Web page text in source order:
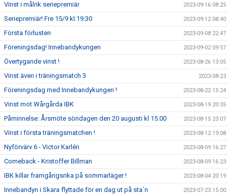
Vinst i målrik seriepremiär 2023-09-16 08:25
Seriepremiär! Fre 15/9 kl:19:30 2023-09-12 08:40
Första förlusten 2023-09-08 22:47
Föreningsdag! Innebandykungen 2023-09-02 09:57
Övertygande vinst ! 2023-08-26 13:05
Vinst även i träningsmatch 3 2023-08-23
Föreningsdag med Innebandykungen ! 2023-08-22 15:24
Vinst mot Wårgårda IBK 2023-08-19 20:35
Påminnelse: Årsmöte söndagen den 20 augusti kl 15.00 2023-08-15 23:07
Vinst i första träningsmatchen ! 2023-08-12 19:08
Nyförvärv 6 - Victor Karlén 2023-08-09 16:27
Comeback - Kristoffer Billman 2023-08-09 16:23
IBK killar framgångsrika på sommarläger ! 2023-08-04 20:19
Innebandyn i Skara flyttade för en dag ut på sta´n 2023-07-23 15:00